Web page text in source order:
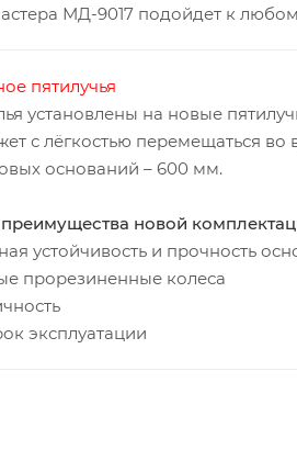
МД-9017 подойдет к
пятилучья
установлены на новые
с лёгкостью перемещаться во
оснований – 600 мм.
новой
устойчивость и прочность
прорезиненные колеса
эксплуатации